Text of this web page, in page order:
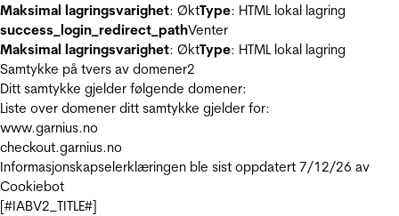
Maksimal lagringsvarighet: ØktType: HTML lokal lagring
success_login_redirect_pathVenter
Maksimal lagringsvarighet: ØktType: HTML lokal lagring
Samtykke på tvers av domener2
Ditt samtykke gjelder følgende domener:
Liste over domener ditt samtykke gjelder for:
www.garnius.no
checkout.garnius.no
Informasjonskapselerklæringen ble sist oppdatert 7/12/26 av
Cookiebot
[#IABV2_TITLE#]